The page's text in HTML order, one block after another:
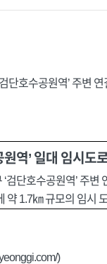
단호수공원역’ 주변
원역’ 일대 임시도
검단호수공원역’ 주
약 1.7㎞ 규모의 임시
)